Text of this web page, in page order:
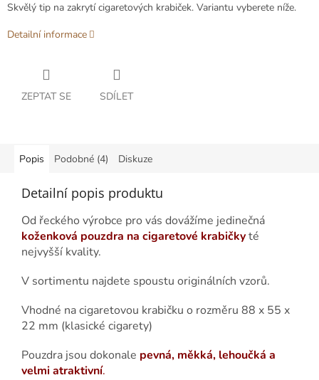
Skvělý tip na zakrytí cigaretových krabiček. Variantu vyberete níže.
Detailní informace
ZEPTAT SE SDÍLET
Popis Podobné (4) Diskuze
Detailní popis produktu
Od řeckého výrobce pro vás dovážíme jedinečná
koženková pouzdra na cigaretové krabičkyté
nejvyšší kvality.
V sortimentu najdete spoustu originálních vzorů.
Vhodné na cigaretovou krabičku o rozměru 88 x 55 x
22 mm (klasické cigarety)
Pouzdra jsou dokonale pevná, měkká, lehoučká a
velmi atraktivní.